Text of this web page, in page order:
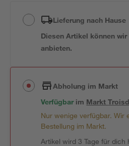
Lieferung nach Hause
Diesen Artikel können
anbieten.
Abholung im Markt
Verfügbar im Markt
Nur wenige verfügbar. Wir
Bestellung im Markt.
Artikel wird 3 Tage für dich